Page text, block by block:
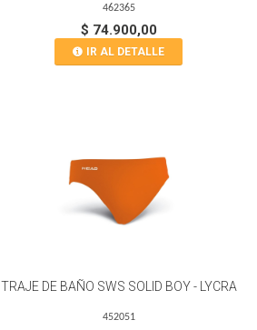
462365
$ 74.900,00
IR AL DETALLE
TRAJE DE BAÑO SWS SOLID BOY - LYCRA
452051